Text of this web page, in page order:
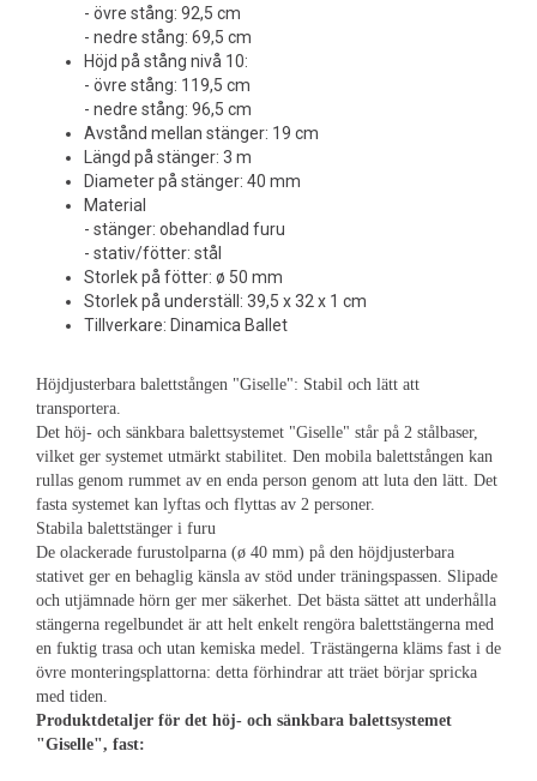
- övre stång: 92,5 cm
- nedre stång: 69,5 cm
Höjd på stång nivå 10:
- övre stång: 119,5 cm
- nedre stång: 96,5 cm
Avstånd mellan stänger: 19 cm
Längd på stänger: 3 m
Diameter på stänger: 40 mm
Material
- stänger: obehandlad furu
- stativ/fötter: stål
Storlek på fötter: ø 50 mm
Storlek på underställ: 39,5 x 32 x 1 cm
Tillverkare: Dinamica Ballet
Höjdjusterbara balettstången "Giselle": Stabil och lätt att
transportera.
Det höj- och sänkbara balettsystemet "Giselle" står på 2 stålbaser,
vilket ger systemet utmärkt stabilitet. Den mobila balettstången kan
rullas genom rummet av en enda person genom att luta den lätt. Det
fasta systemet kan lyftas och flyttas av 2 personer.
Stabila balettstänger i furu
De olackerade furustolparna (ø 40 mm) på den höjdjusterbara
stativet ger en behaglig känsla av stöd under träningspassen. Slipade
och utjämnade hörn ger mer säkerhet. Det bästa sättet att underhålla
stängerna regelbundet är att helt enkelt rengöra balettstängerna med
en fuktig trasa och utan kemiska medel. Trästängerna kläms fast i de
övre monteringsplattorna: detta förhindrar att träet börjar spricka
med tiden.
Produktdetaljer för det höj- och sänkbara balettsystemet
"Giselle", fast: